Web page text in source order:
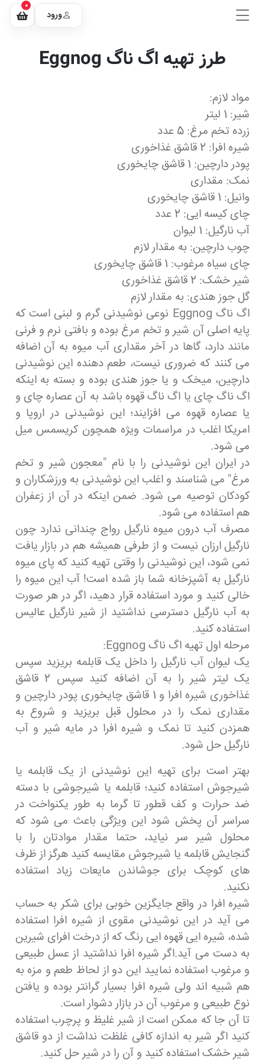
ورود
0
طرز تهیه اگ ناگ Eggnog
مواد لازم:
شیر: 1 لیتر
زرده تخم مرغ: 5 عدد
شیره افرا: 2 قاشق غذاخوری
پودر دارچین: 1 قاشق چایخوری
نمک: مقداری
وانیل: 1 قاشق چایخوری
چای کیسه ایی: 2 عدد
آب نارگیل: 1 لیوان
چوب دارچین: به مقدار لازم
چای سیاه مرغوب: 1 قاشق چایخوری
شیر خشک: 2 قاشق غذاخوری
گل جوز هندی: به مقدار لازم
اگ ناگ Eggnog نوعی نوشیدنی گرم و لبنی است که
پایه اصلی آن شیر و تخم مرغ بوده و بافتی نرم و فرنی
مانند دارد، گاها در آخر مقداری آب میوه به آن اضافه
می کنند که ضروری نیست، طعم دهنده این نوشیدنی
دارچین، میخک و یا جوز هندی بوده و بسته به اینکه
اگ ناگ چای یا اگ ناگ قهوه باشد به آن عصاره چای و
یا عصاره قهوه می افزایند؛ این نوشیدنی در اروپا و
امریکا اغلب در مراسمات ویژه همچون کریسمس میل
می شود.
در ایران این نوشیدنی را با نام "معجون شیر و تخم
مرغ" می شناسند و اغلب این نوشیدنی به ورزشکاران و
کودکان توصیه می شود. ضمن اینکه در آن از زعفران
هم استفاده می شود.
مصرف آب درون میوه نارگیل رواج چندانی ندارد چون
نارگیل ارزان نیست و از طرفی همیشه هم در بازار یافت
نمی شود، این نوشیدنی را وقتی تهیه کنید که پای میوه
نارگیل به آشپزخانه شما باز شده است! آب این میوه را
خالی کنید و مورد استفاده قرار دهید، اگر در هر صورت
به آب نارگیل دسترسی نداشتید از شیر نارگیل عالیس
استفاده کنید.
مرحله اول تهیه اگ ناگ Eggnog:
یک لیوان آب نارگیل را داخل یک قابلمه بریزید سپس
یک لیتر شیر را به آن اضافه کنید سپس 2 قاشق
غذاخوری شیره افرا و 1 قاشق چایخوری پودر دارچین و
مقداری نمک را در محلول قبل بریزید و شروع به
همزدن کنید تا نمک و شیره افرا در مایه شیر و آب
نارگیل حل شود.
بهتر است برای تهیه این نوشیدنی از یک قابلمه یا
شیرجوش استفاده کنید؛ قابلمه یا شیرجوشی با دسته
ضد حرارت و کف قطور تا گرما به طور یکنواخت در
سراسر آن پخش شود این ویژگی باعث می شود که
محلول شیر سر نیاید، حتما مقدار موادتان را با
گنجایش قابلمه یا شیرجوش مقایسه کنید هرگز از ظرف
های کوچک برای جوشاندن مایعات زیاد استفاده
نکنید.
شیره افرا در واقع جایگزین خوبی برای شکر به حساب
می آید در این نوشیدنی مقوی از شیره افرا استفاده
شده، شیره ایی قهوه ایی رنگ که از درخت افرای شیرین
به دست می آید.اگر شیره افرا نداشتید از عسل طبیعی
و مرغوب استفاده نمایید این دو از لحاظ طعم و مزه به
هم شبیه اند ولی شیره افرا بسیار گرانتر بوده و یافتن
نوع طبیعی و مرغوب آن در بازار دشوار است.
تا آن جا که ممکن است از شیر غلیظ و پرچرب استفاده
کنید اگر شیر به اندازه کافی غلظت نداشت از دو قاشق
شیر خشک استفاده کنید و آن را در شیر حل کنید.